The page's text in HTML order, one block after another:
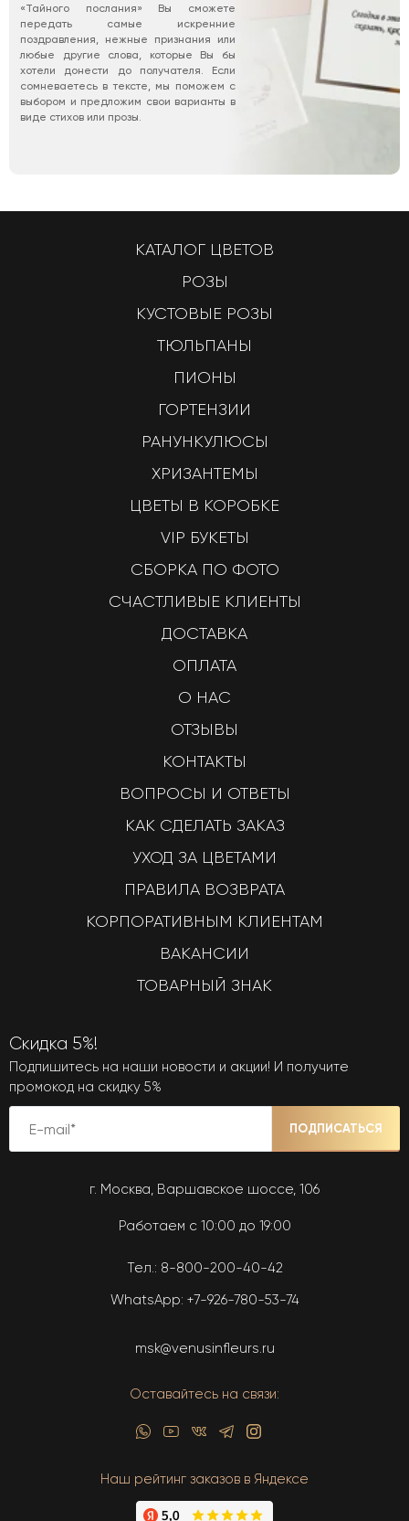
«Тайного послания» Вы сможете
передать самые искренние
поздравления, нежные признания или
любые другие слова, которые Вы бы
хотели донести до получателя. Если
сомневаетесь в тексте, мы поможем с
выбором и предложим свои варианты в
виде стихов или прозы.
КАТАЛОГ ЦВЕТОВ
РОЗЫ
КУСТОВЫЕ РОЗЫ
ТЮЛЬПАНЫ
ПИОНЫ
ГОРТЕНЗИИ
РАНУНКУЛЮСЫ
ХРИЗАНТЕМЫ
ЦВЕТЫ В КОРОБКЕ
VIP БУКЕТЫ
СБОРКА ПО ФОТО
СЧАСТЛИВЫЕ КЛИЕНТЫ
ДОСТАВКА
ОПЛАТА
О НАС
ОТЗЫВЫ
КОНТАКТЫ
ВОПРОСЫ И ОТВЕТЫ
КАК СДЕЛАТЬ ЗАКАЗ
УХОД ЗА ЦВЕТАМИ
ПРАВИЛА ВОЗВРАТА
КОРПОРАТИВНЫМ КЛИЕНТАМ
ВАКАНСИИ
ТОВАРНЫЙ ЗНАК
Скидка 5%!
Подпишитесь на наши новости и акции! И получите
промокод на скидку 5%
ПОДПИСАТЬСЯ
г. Москва, Варшавское шоссе, 106
Работаем с 10:00 до 19:00
Тел.: 8-800-200-40-42
WhatsApp: +7-926-780-53-74
msk@venusinfleurs.ru
Оставайтесь на связи:
Наш рейтинг заказов в Яндексе